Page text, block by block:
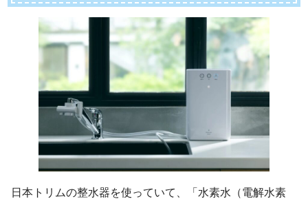
日本トリムの整水器を使っていて、「水素水（電解水素